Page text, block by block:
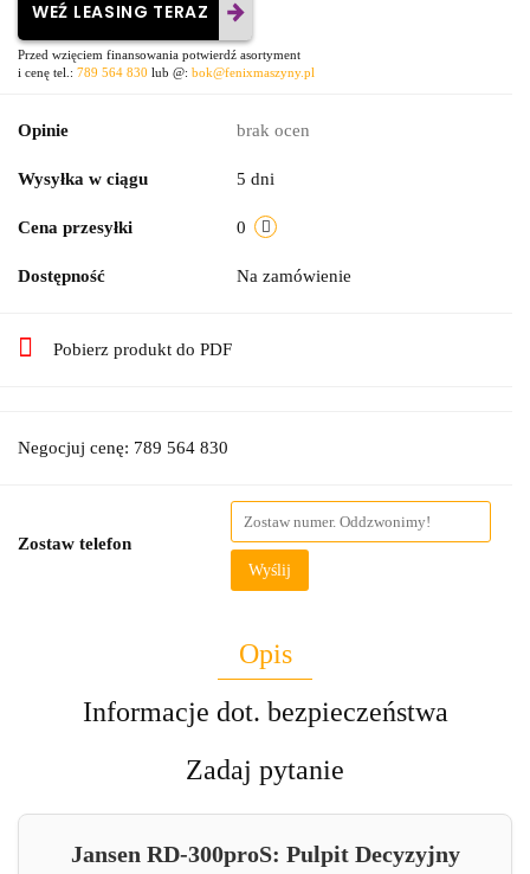
WEŹ LEASING TERAZ
Przed wzięciem finansowania potwierdź asortyment
i cenę tel.: 789 564 830 lub @: bok@fenixmaszyny.pl
Opinie brak ocen
Wysyłka w ciągu 5 dni
Cena przesyłki 0
Dostępność Na zamówienie
Pobierz produkt do PDF
Negocjuj cenę: 789 564 830
Zostaw telefon
Wyślij
Opis
Informacje dot. bezpieczeństwa
Zadaj pytanie
Jansen RD-300proS: Pulpit Decyzyjny